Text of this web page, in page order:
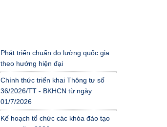
Phát triển chuẩn đo lường quốc gia
theo hướng hiện đại
Chính thức triển khai Thông tư số
36/2026/TT - BKHCN từ ngày
01/7/2026